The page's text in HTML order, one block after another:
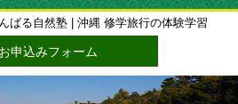
ばる自然塾 | 沖縄 修学旅行の体験学習
申込みフォーム